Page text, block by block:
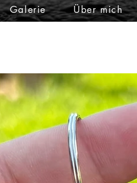
Galerie Über mich